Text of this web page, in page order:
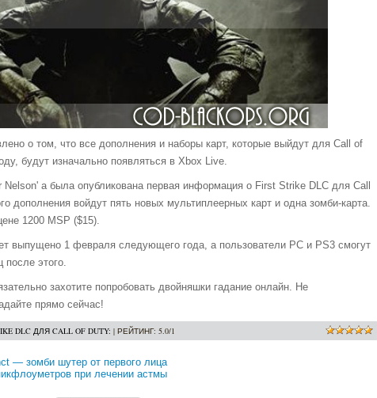
о том, что все дополнения и наборы карт, которые выйдут для Call of
будут изначально появляться в Xbox Live.
a была опубликована первая информация о First Strike DLC для Call
дополнения войдут пять новых мультиплеерных карт и одна зомби-карта.
1200 MSP ($15).
выпущено 1 февраля следующего года, а пользователи PC и PS3 смогут
после этого.
захотите попробовать двойняшки гадание онлайн. Не
прямо сейчас!
DLC ДЛЯ CALL OF DUTY: | РЕЙТИНГ: 5.0/1
— зомби шутер от первого лица
при лечении астмы